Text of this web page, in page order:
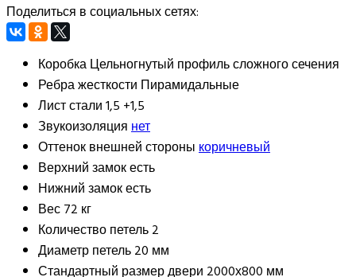
Поделиться в социальных сетях:
КоробкаЦельногнутый профиль сложного сечения
Ребра жесткости Пирамидальные
Лист стали1,5 +1,5
Звукоизоляциянет
Оттенок внешней стороныкоричневый
Верхний замокесть
Нижний замокесть
Вес72 кг
Количество петель2
Диаметр петель20 мм
Стандартный размер двери 2000х800 мм